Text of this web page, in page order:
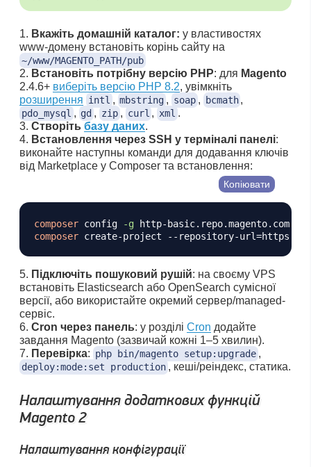
Вкажіть домашній каталог: у властивостях
www-домену встановіть корінь сайту на
~/www/MAGENTO_PATH/pub
Встановіть потрібну версію PHP: для Magento
2.4.6+ виберіть версію PHP 8.2, увімкніть
розширення intl , mbstring , soap , bcmath ,
pdo_mysql , gd , zip , curl , xml .
Створіть базу даних.
Встановлення через SSH у терміналі панелі:
виконайте наступны команди для додавання ключів
від Marketplace у Composer та встановлення:
composer config -g http-basic.repo.magento.com
composer create-project --repository-url=https://
Копіювати
Підключіть пошуковий рушій: на своєму VPS
встановіть Elasticsearch або OpenSearch сумісної
версії, або використайте окремий сервер/managed-
сервіс.
Cron через панель: у розділі Cron додайте
завдання Magento (зазвичай кожні 1–5 хвилин).
Перевірка: php bin/magento setup:upgrade ,
deploy:mode:set production , кеші/реіндекс, статика.
Налаштування додаткових функцій
Magento 2
Налаштування конфігурації